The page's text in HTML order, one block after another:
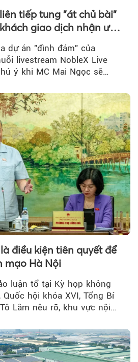
tiếp tung "át chủ bài"
giao dịch nhận ưu
dự án "đình đám" của
livestream NobleX Live
ý khi MC Mai Ngọc sẽ
điều kiện tiên quyết để
mạo Hà Nội
luận tổ tại Kỳ họp không
hội khóa XVI, Tổng Bí
Lâm nêu rõ, khu vực nội